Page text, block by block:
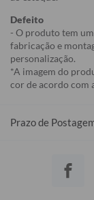
Defeito
- O produto tem
fabricação e
personalização.
*A imagem do
cor de acordo com
Prazo de